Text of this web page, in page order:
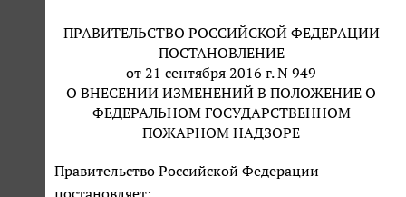
ПРАВИТЕЛЬСТВО РОССИЙСКОЙ ФЕДЕРАЦИИ
ПОСТАНОВЛЕНИЕ
от 21 сентября 2016 г. N 949
О ВНЕСЕНИИ ИЗМЕНЕНИЙ В ПОЛОЖЕНИЕ О
ФЕДЕРАЛЬНОМ ГОСУДАРСТВЕННОМ
ПОЖАРНОМ НАДЗОРЕ
Правительство Российской Федерации
постановляет: